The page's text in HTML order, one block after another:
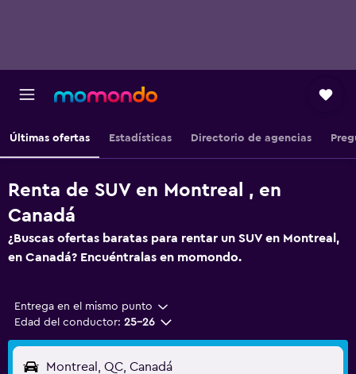
Últimas ofertas Estadísticas Directorio de agencias
Renta de SUV en Montreal , en
Canadá
¿Buscas ofertas baratas para rentar un SUV en Montreal,
en Canadá? Encuéntralas en momondo.
Entrega en el mismo punto
Edad del conductor: 25-26
Montreal, QC, Canadá